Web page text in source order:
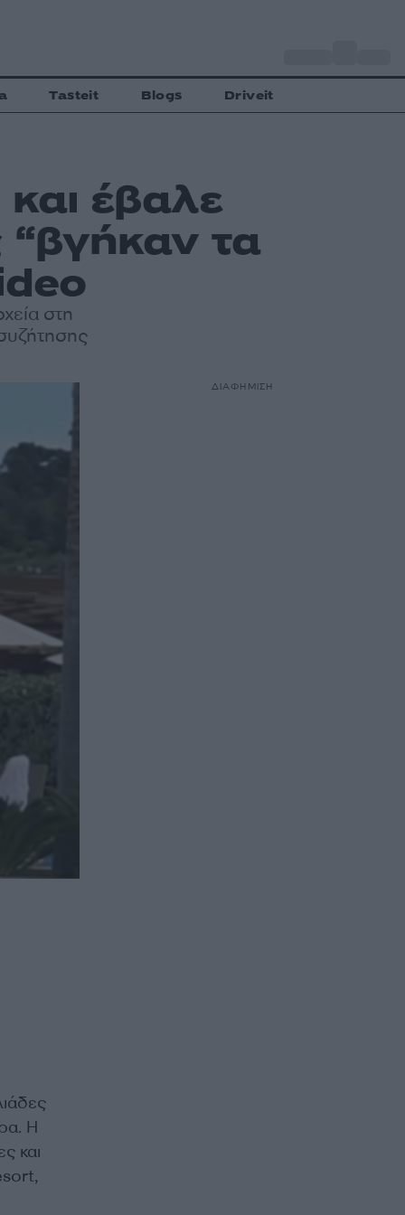
Tasteit Blogs Driveit
έβαλε
τα
στη
Η
και
ΔΙΑΦΗΜΙΣΗ